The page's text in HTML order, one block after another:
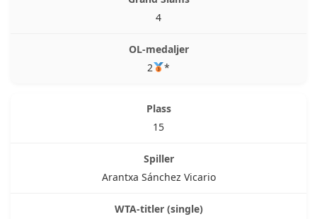
4
2 *
15
Arantxa Sánchez Vicario